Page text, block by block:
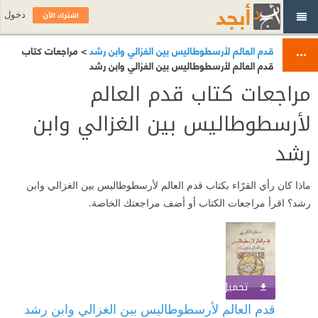
قدم العالم لأرسطوطاليس بين الغزالي وابن رشد> مراجعات كتاب
قدم العالم لأرسطوطاليس بين الغزالي وابن رشد
مراجعات كتاب قدم العالم
لأرسطوطاليس بين الغزالي وابن
رشد
ماذا كان رأي القرّاء بكتاب قدم العالم لأرسطوطاليس بين الغزالي وابن
رشد؟ اقرأ مراجعات الكتاب أو أضف مراجعتك الخاصة.
تحميل الكتاب
قدم العالم لأرسطوطاليس بين الغزالي وابن رشد
اشترك الآن دخول